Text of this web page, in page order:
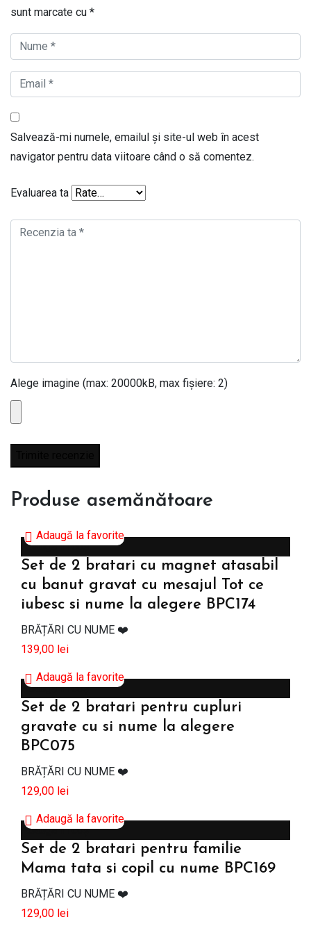
sunt marcate cu *
Salvează-mi numele, emailul și site-ul web în acest
navigator pentru data viitoare când o să comentez.
Evaluarea ta
Alege imagine (max: 20000kB, max fișiere: 2)
Produse asemănătoare
Adaugă la favorite
Adaugă în coș
Set de 2 bratari cu magnet atasabil
cu banut gravat cu mesajul Tot ce
iubesc si nume la alegere BPC174
BRĂȚĂRI CU NUME ❤️
139,00 lei
Adaugă la favorite
Adaugă în coș
Set de 2 bratari pentru cupluri
gravate cu si nume la alegere
BPC075
BRĂȚĂRI CU NUME ❤️
129,00 lei
Adaugă la favorite
Adaugă în coș
Set de 2 bratari pentru familie
Mama tata si copil cu nume BPC169
BRĂȚĂRI CU NUME ❤️
129,00 lei